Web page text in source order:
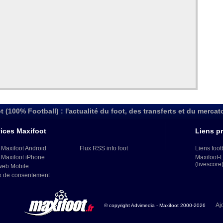
(100% Football) : l'actualité du foot, des transferts et du
Maxifoot
Android
iPhone
Mobile
de consentement
Flux RSS info foot
Liens
Liens
Maxifoot-
(livescore)
© copyright Advimedia - Maxifoot 2000-2026